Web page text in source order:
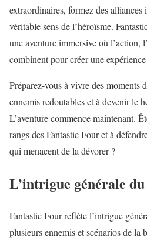
extraordinaires, formez des alliances
véritable sens de l’héroïsme.
une aventure immersive où l’action,
combinent pour créer une
Préparez-vous à vivre des moments
ennemis redoutables et à devenir le
L’aventure commence maintenant.
rangs des Fantastic Four et à
qui menacent de la dévorer ?
L’intrigue générale
Fantastic Four reflète l’intrigue
plusieurs ennemis et scénarios de la